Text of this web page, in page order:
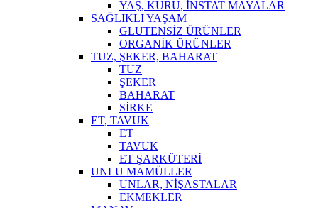
YAŞ, KURU, İNSTAT MAYALAR
SAĞLIKLI YAŞAM
GLUTENSİZ ÜRÜNLER
ORGANİK ÜRÜNLER
TUZ, ŞEKER, BAHARAT
TUZ
ŞEKER
BAHARAT
SİRKE
ET, TAVUK
ET
TAVUK
ET ŞARKÜTERİ
UNLU MAMÜLLER
UNLAR, NİŞASTALAR
EKMEKLER